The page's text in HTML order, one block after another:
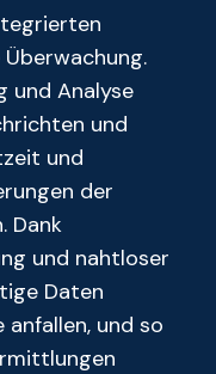
und Analyse
und
und
der
Dank
und nahtloser
Daten
und so